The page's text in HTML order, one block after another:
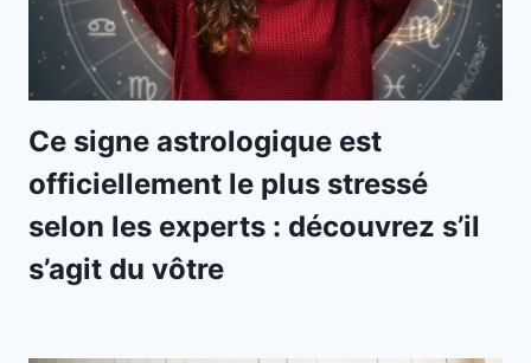
Ce signe astrologique est
officiellement le plus stressé
selon les experts : découvrez s’il
s’agit du vôtre